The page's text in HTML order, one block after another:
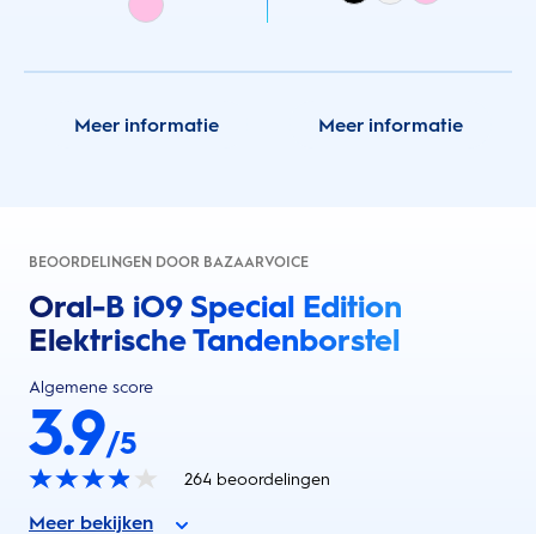
Meer informatie Meer informatie
BEOORDELINGEN DOOR BAZAARVOICE
Oral-B iO9 Special Edition
Elektrische Tandenborstel
Algemene score
3.9/5
264 beoordelingen
Meer bekijken